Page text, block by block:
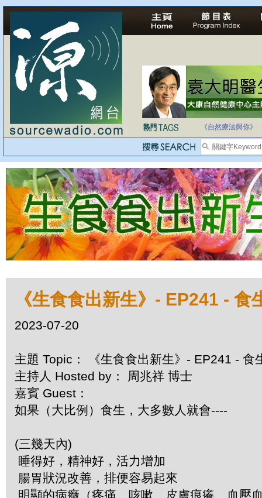
自家教育合法化-
《自然療法與你》
《生食食出新生》- EP241 -
2023-07-20
主題 Topic： 《生食食出新生》- EP241 - 食
主持人 Hosted by： 周兆祥 博士
嘉賓 Guest：
如果（大比例）食生，大多數人就會----
(三幾天內)
睡得好，精神好，活力增加
腸胃狀況改善，排便容易起來
明顯的病癥（疼痛、咳嗽、皮膚痕癢、血壓